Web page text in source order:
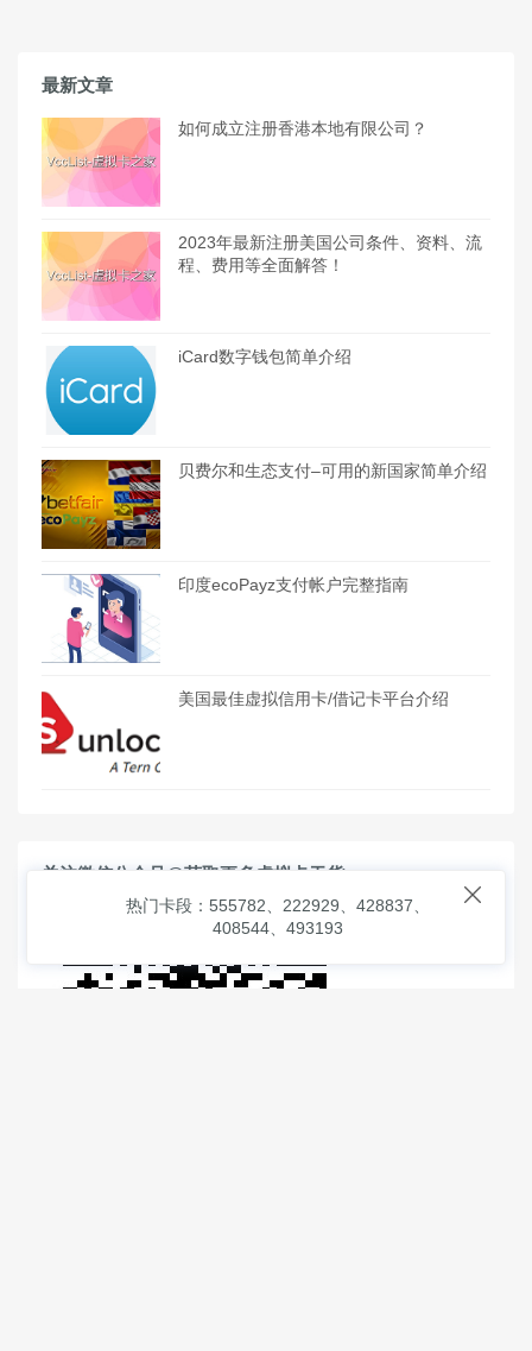
最新文章
如何成立注册香港本地有限公司？
2023年最新注册美国公司条件、资料、流
程、费用等全面解答！
iCard数字钱包简单介绍
贝费尔和生态支付–可用的新国家简单介绍
印度ecoPayz支付帐户完整指南
美国最佳虚拟信用卡/借记卡平台介绍
关注微信公众号@获取更多虚拟卡干货

热门卡段：555782、222929、428837、
408544、493193